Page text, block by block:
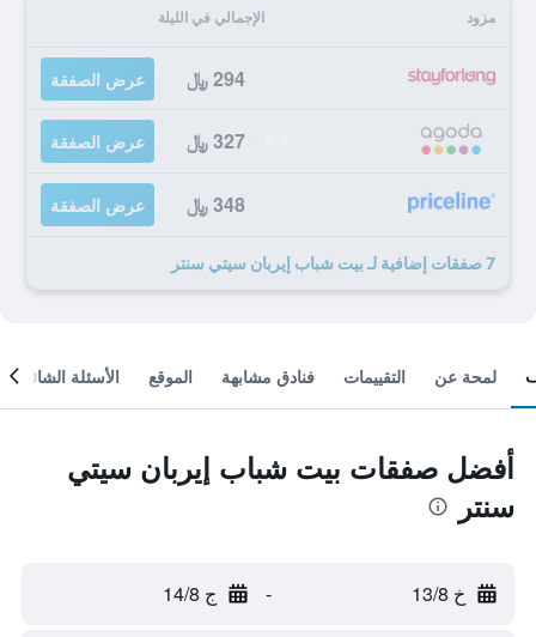
مزود الإجمالي في الليلة
294 ﷼ عرض الصفقة
327 ﷼ عرض الصفقة
348 ﷼ عرض الصفقة
7 صفقات إضافية لـ بيت شباب إيربان سيتي سنتر
لمحة عن التقييمات فنادق مشابهة الموقع الأسئلة الشائعة
أفضل صفقات بيت شباب إيربان سيتي
سنتر
خ 13/8 - ج 14/8